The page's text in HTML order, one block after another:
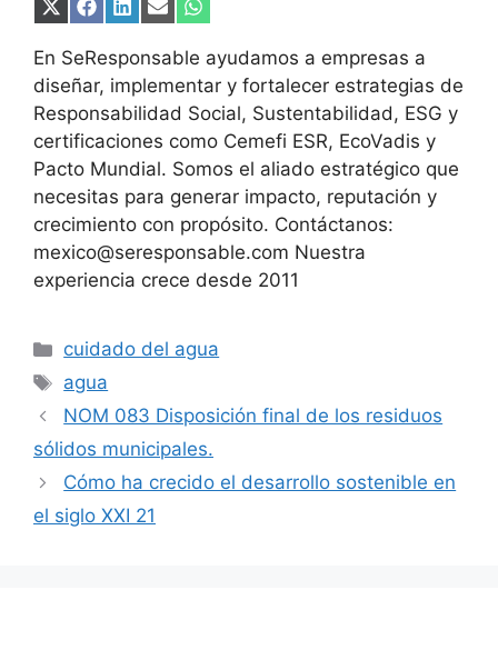
Compartir
X
(Twitter)
Compartir
Facebook
Compartir
LinkedIn
Compartir
Email
Compartir
WhatsApp
En SeResponsable ayudamos a empresas a
diseñar, implementar y fortalecer estrategias de
Responsabilidad Social, Sustentabilidad, ESG y
certificaciones como Cemefi ESR, EcoVadis y
Pacto Mundial. Somos el aliado estratégico que
necesitas para generar impacto, reputación y
crecimiento con propósito. Contáctanos:
mexico@seresponsable.com Nuestra
experiencia crece desde 2011
Categorías
cuidado del agua
Etiquetas
agua
NOM 083 Disposición final de los residuos
sólidos municipales.
Cómo ha crecido el desarrollo sostenible en
el siglo XXI 21